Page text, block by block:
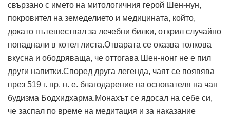
свързано с името на митологичния герой Шен-нун,
покровител на земеделието и медицината, който,
докато пътешествал за лечебни билки, открил случайно
попаднали в котел листа.Отварата се оказва толкова
вкусна и ободряваща, че оттогава Шен-нонг не е пил
други напитки.Според друга легенда, чаят се появява
през 519 г. пр. н. е. благодарение на основателя на чан
будизма Бодхидхарма.Монахът се ядосал на себе си,
че заспал по време на медитация и за наказание